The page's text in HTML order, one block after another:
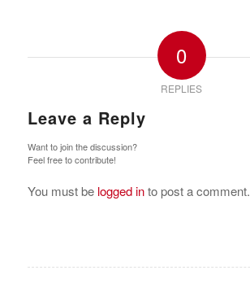
0
REPLIES
Leave a Reply
Want to join the discussion?
Feel free to contribute!
You must be logged into post a comment.